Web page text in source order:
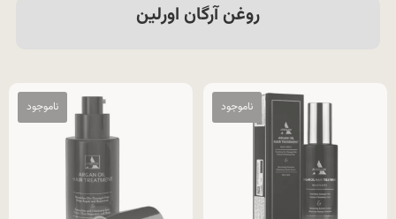
روغن آرگان اورلین